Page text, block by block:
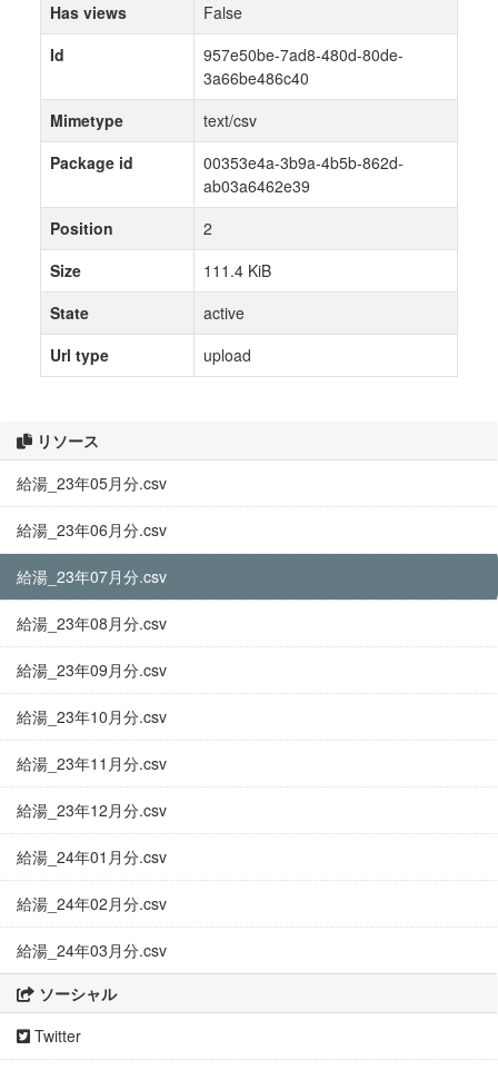
リソース
給湯_23年05月分.csv
給湯_23年06月分.csv
給湯_23年07月分.csv
給湯_23年08月分.csv
給湯_23年09月分.csv
給湯_23年10月分.csv
給湯_23年11月分.csv
給湯_23年12月分.csv
給湯_24年01月分.csv
給湯_24年02月分.csv
給湯_24年03月分.csv
ソーシャル
Twitter
Has views
False
Id
957e50be-7ad8-480d-80de-
3a66be486c40
Mimetype
text/csv
Package id
00353e4a-3b9a-4b5b-862d-
ab03a6462e39
Position
2
Size
111.4 KiB
State
active
Url type
upload